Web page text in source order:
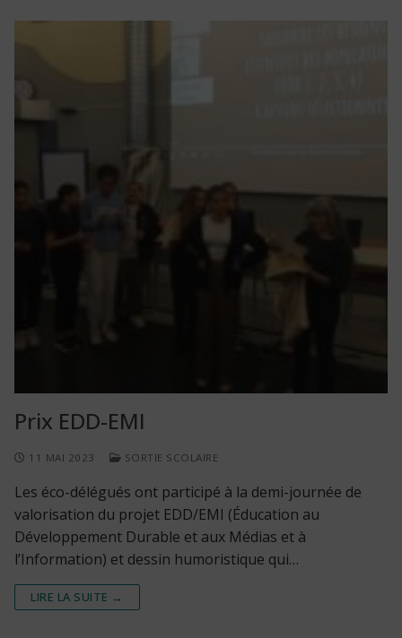
Prix EDD-EMI
11 MAI 2023 SORTIE SCOLAIRE
Les éco-délégués ont participé à la demi-journée de
valorisation du projet EDD/EMI (Éducation au
Développement Durable et aux Médias et à
l’Information) et dessin humoristique qui…
LIRE LA SUITE →